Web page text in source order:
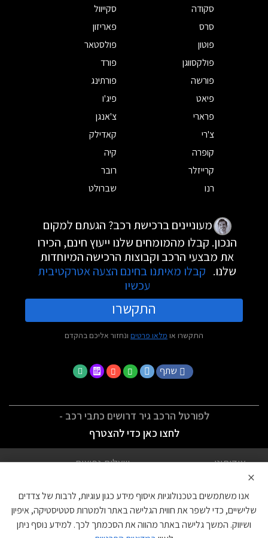
סקודה
סקייוול
סרס
פאריזון
פוטון
פולסטאר
פולקסווגן
פורד
פורשה
פורתינג
פיאט
פיג'ו
פרארי
צ'אנגן
צ'רי
קאדילק
קופרה
קיה
קרייזלר
רובר
רנו
שברולט
מעוניינים ברכישת רכב? הגעתם למקום
הנכון. קבלו מהמומחים שלנו ייעוץ חינם, הכירו
את מבצעי הרכב וקבוצות הרכישה המיוחדות
שלנו. קבלו מאיתנו בחינם הצעה אטרקטיבית
עכשיו
התקשרו
התקשרו או מלאו פרטים ונחזור אליכם בהקדם
שתף
לפורטל הרכב גיר דרושים כתבי רכב -
לחצו כאן כדי להצטרף
אודותינו
שאלות נפוצות
הצהרת נגישות
צור קשר
עוגיות
×
אנו משתמשים בטכנולוגיות איסוף מידע כגון עוגיות, לרבות של צדדים
שלישיים, כדי לשפר את חווית הגלישה באתר ולמטרות סטטיסטיקה, איפיון
ושיווק. המשך גלישה באתר מהווה את הסכמתך לכך. למידע נוסף ניתן